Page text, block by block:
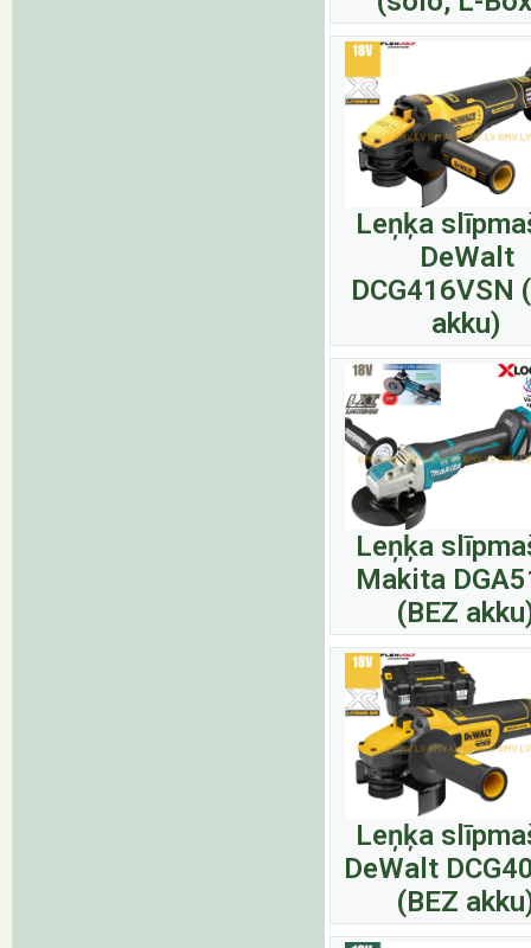
Leņķa
DeWalt
DCG416VSN
akku)
Leņķa
Makita
(BEZ
Leņķa
DeWalt
(BEZ